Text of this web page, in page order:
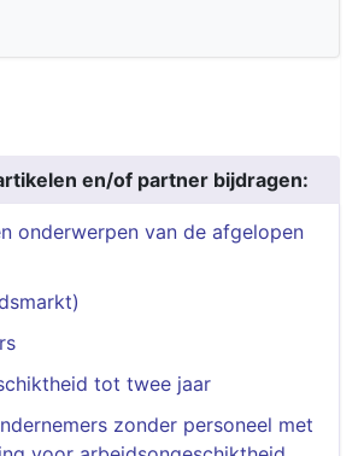
en/of partner bijdragen:
onderwerpen van de afgelopen
tot twee jaar
zonder personeel met